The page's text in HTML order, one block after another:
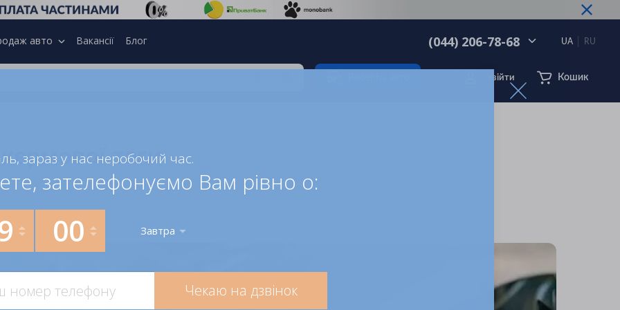
авто Вакансії Блог (044) 206-78-68 UA RU
Увійти Кошик
тяги
зараз у нас неробочий час.
зателефонуємо Вам рівно о:
00 Завтра
Чекаю на дзвінок